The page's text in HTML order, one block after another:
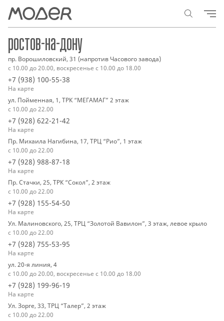
ростов-на-дону
пр. Ворошиловский, 31 (напротив Часового завода)
с 10.00 до 20.00, воскресенье с 10.00 до 18.00
+7 (938) 100-55-38
На карте
ул. Пойменная, 1, ТРК “МЕГАМАГ” 2 этаж
с 10.00 до 22.00
+7 (928) 622-21-42
На карте
Пр. Михаила Нагибина, 17, ТРЦ “Рио”, 1 этаж
с 10.00 до 22.00
+7 (928) 988-87-18
На карте
Пр. Стачки, 25, ТРК “Сокол”, 2 этаж
с 10.00 до 22.00
+7 (928) 155-54-50
На карте
Ул. Малиновского, 25, ТРЦ “Золотой Вавилон”, 3 этаж, левое крыло
с 10.00 до 22.00
+7 (928) 755-53-95
На карте
ул. 20-я линия, 4
с 10.00 до 20.00, воскресенье с 10.00 до 18.00
+7 (928) 199-96-19
На карте
Ул. Зорге, 33, ТРЦ “Талер”, 2 этаж
с 10.00 до 22.00